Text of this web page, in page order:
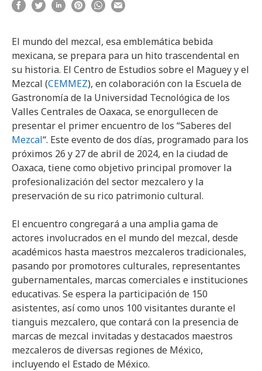
El mundo del mezcal, esa emblemática bebida
mexicana, se prepara para un hito trascendental en
su historia. El Centro de Estudios sobre el Maguey y el
Mezcal (CEMMEZ), en colaboración con la Escuela de
Gastronomía de la Universidad Tecnológica de los
Valles Centrales de Oaxaca, se enorgullecen de
presentar el primer encuentro de los “Saberes del
Mezcal“. Este evento de dos días, programado para los
próximos 26 y 27 de abril de 2024, en la ciudad de
Oaxaca, tiene como objetivo principal promover la
profesionalización del sector mezcalero y la
preservación de su rico patrimonio cultural.
El encuentro congregará a una amplia gama de
actores involucrados en el mundo del mezcal, desde
académicos hasta maestros mezcaleros tradicionales,
pasando por promotores culturales, representantes
gubernamentales, marcas comerciales e instituciones
educativas. Se espera la participación de 150
asistentes, así como unos 100 visitantes durante el
tianguis mezcalero, que contará con la presencia de
marcas de mezcal invitadas y destacados maestros
mezcaleros de diversas regiones de México,
incluyendo el Estado de México.